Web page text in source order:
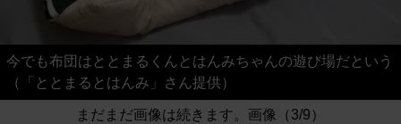
今でも布団はととまるくんとはんみちゃんの遊び場だという
（「ととまるとはんみ」さん提供）
まだまだ画像は続きます。画像（3/9）